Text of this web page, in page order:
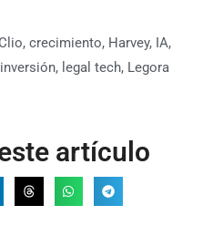
Clio, crecimiento, Harvey, IA,
inversión, legal tech, Legora
artículo